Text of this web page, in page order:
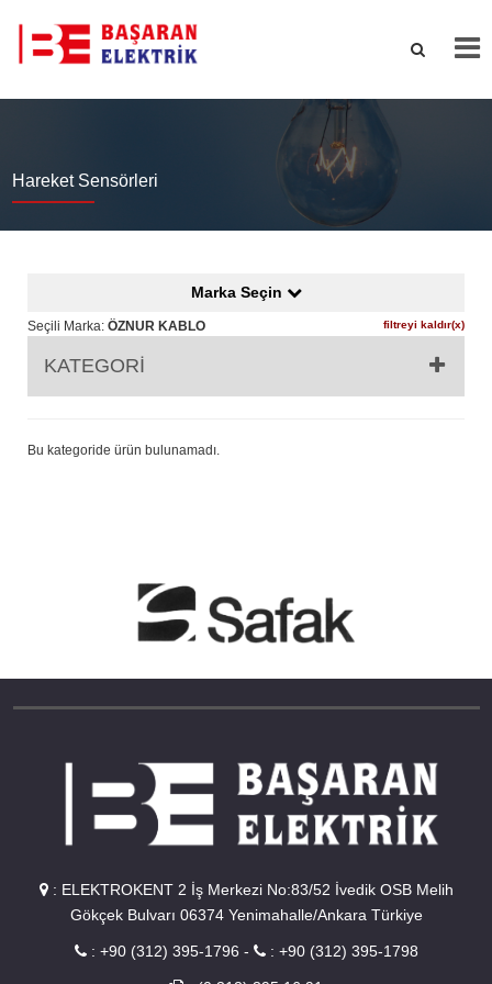
Hareket Sensörleri
Marka Seçin
Seçili Marka:ÖZNUR KABLO filtreyi kaldır(x)
KATEGORİ
Bu kategoride ürün bulunamadı.
: ELEKTROKENT 2 İş Merkezi No:83/52 İvedik OSB Melih
Gökçek Bulvarı 06374 Yenimahalle/Ankara Türkiye
: +90 (312) 395-1796 - : +90 (312) 395-1798